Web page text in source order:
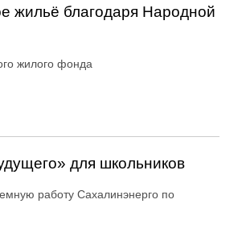
жильё благодаря Народной
жилого фонда
для школьников
работу Сахалинэнерго по